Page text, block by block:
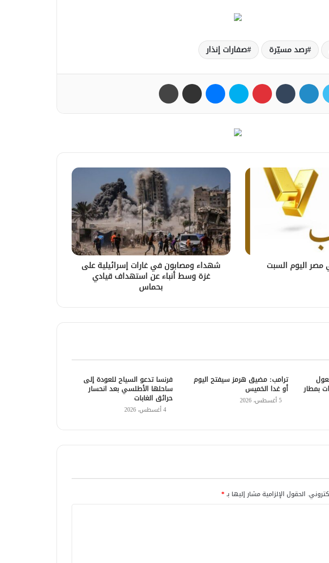
رصد مسيّرة صفارات إنذار
تويتر لينكدإن بينتيريست سكايب ماسنجر مشاركة عبر البريد
اليوم السبت شهداء ومصابون في غارات إسرائيلية على
غزة وسط أنباء عن استهداف قيادي
بحماس
بمطار
ترامب: مضيق هرمز سيفتح اليوم
أو غدا الخميس
5 أغسطس، 2026
فرنسا تدعو السياح للعودة إلى
ساحلها الأطلسي بعد انحسار
حرائق الغابات
4 أغسطس، 2026
الحقول الإلزامية مشار إليها بـ*